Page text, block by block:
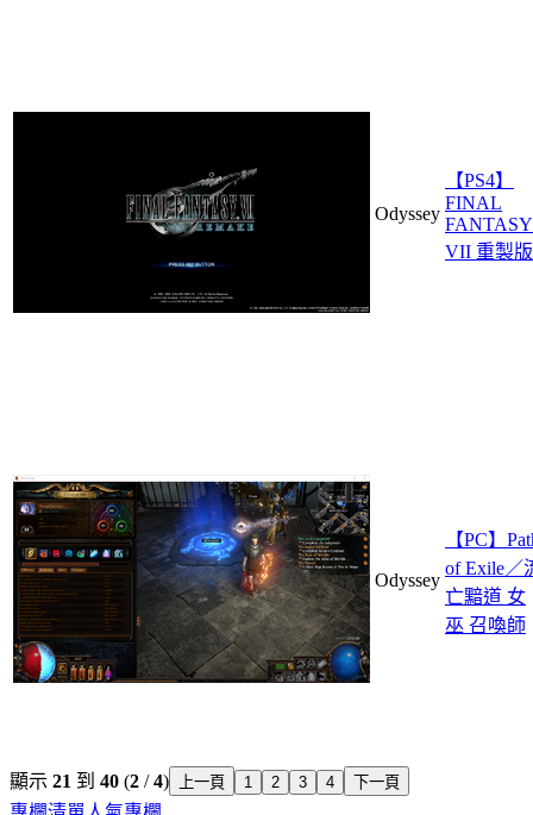
Odyssey
【PS4】
FINAL
FANTASY
VII 重製版
Odyssey
【PC】
of Exile／
亡黯道 女
巫 召喚師
顯示 21 到 40 (2 /4) 上一頁 1 2 3 4 下一頁